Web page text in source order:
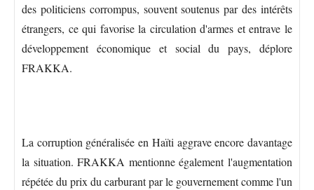
des politiciens corrompus, souvent soutenus par des intérêts
étrangers, ce qui favorise la circulation d'armes et entrave le
développement économique et social du pays, déplore
FRAKKA.
La corruption généralisée en Haïti aggrave encore davantage
la situation. FRAKKA mentionne également l'augmentation
répétée du prix du carburant par le gouvernement comme l'un